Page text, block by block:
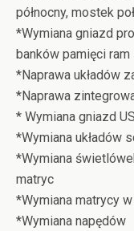
północny, mostek
*Wymiana gniazd
banków pamięci ram
*Naprawa układów
*Naprawa
* Wymiana gniazd
*Wymiana układów
*Wymiana
matryc
*Wymiana matrycy
*Wymiana napędów